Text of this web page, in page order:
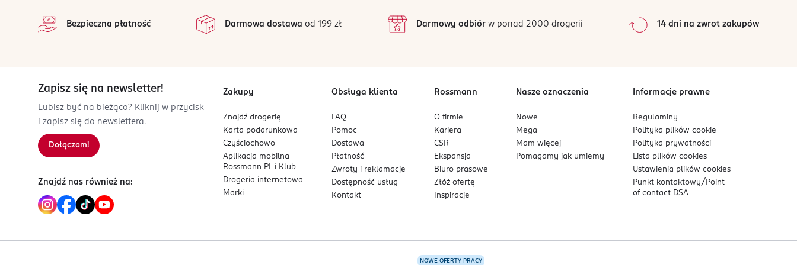
zapewnia szybki efekt pielęgnacyjny.
fitokeratyna i aminokwasy– wzmacniają włókno włosa, poprawiają jego strukturę i ograniczają łamliwość.
Formuła produktu:
Lekka, wegańska formuła o szybkim działaniu zapewnia efekt widoczny już po 1 minucie.
Produkt został zamknięty w praktycznej, jednorazowej saszetce, idealnej do szybkiej pielęgnacji oraz w podróży.
2
1
0%
Sortowanie wgdata: od najnowszej
Bezpieczna płatność Darmowa dostawa od 199 zł Darmowy odbiórw ponad 2000 drogerii 14 dni na zwrot zakupów
Zapisz się na newsletter!
Lubisz być na bieżąco? Kliknij w przycisk
i zapisz się do newslettera.
Dołączam!
Znajdź nas również na:
Zakupy
Znajdź drogerię
Karta podarunkowa
Czyściochowo
Aplikacja mobilna
Rossmann PL i Klub
Drogeria internetowa
Marki
Obsługa klienta
FAQ
Pomoc
Dostawa
Płatność
Zwroty i reklamacje
Dostępność usług
Kontakt
Rossmann
O firmie
Kariera
CSR
Ekspansja
Biuro prasowe
Złóż ofertę
Inspiracje
Nasze oznaczenia
Nowe
Mega
Mam więcej
Pomagamy jak umiemy
Informacje prawne
Regulaminy
Polityka plikówcookie
Polityka prywatności
Lista plikówcookies
Ustawienia plikówcookies
Punkt kontaktowy/ Point
of contact DSA
NOWE OFERTY PRACY